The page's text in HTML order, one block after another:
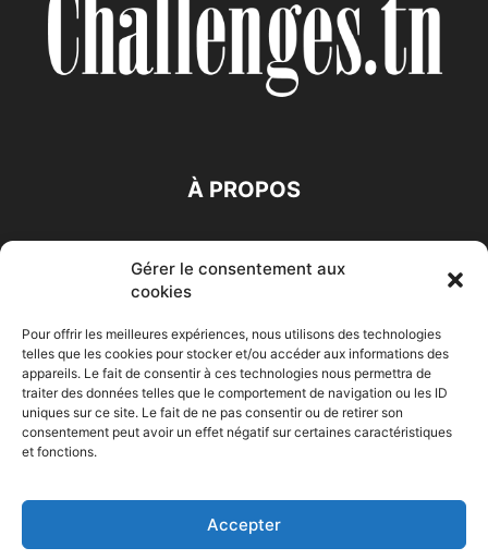
Gérer le consentement aux
cookies
Pour offrir les meilleures expériences, nous utilisons des technologies
telles que les cookies pour stocker et/ou accéder aux informations des
appareils. Le fait de consentir à ces technologies nous permettra de
traiter des données telles que le comportement de navigation ou les ID
uniques sur ce site. Le fait de ne pas consentir ou de retirer son
consentement peut avoir un effet négatif sur certaines caractéristiques
et fonctions.
Accepter
À PROPOS
Accueil Economie Entreprises Entrepreneur
Maghreb
© Challenges.tn By AAKOM.DIGITAL